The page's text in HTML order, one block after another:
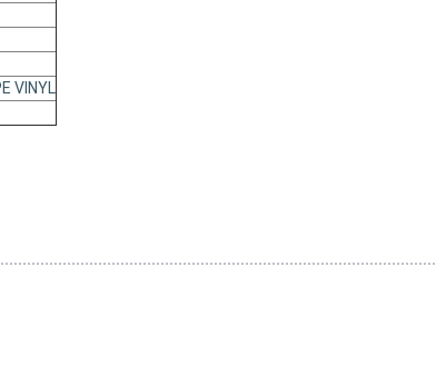
VINYL